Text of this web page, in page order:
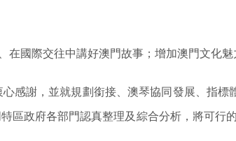
國際交往中講好澳門故事；增加澳門文化魅
感謝，並就規劃銜接、澳琴協同發展、指標
區政府各部門認真整理及綜合分析，將可行